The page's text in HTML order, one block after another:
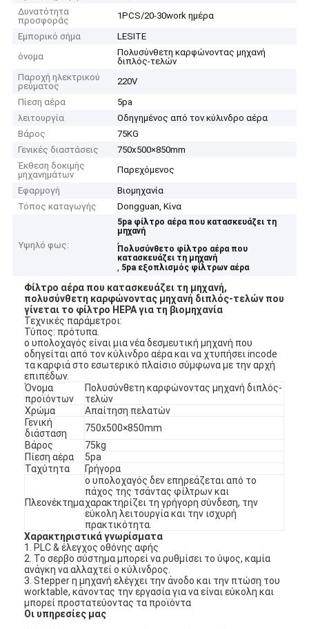
Δυνατότητα
προσφοράς
1PCS/20-30work ημέρα
Εμπορικό σήμα
LESITE
όνομα
Πολυσύνθετη καρφώνοντας μηχανή
διπλός-τελών
Παροχή ηλεκτρικού
ρεύματος
220V
Πίεση αέρα
5pa
λειτουργία
Οδηγημένος από τον κύλινδρο αέρα
Βάρος
75KG
Γενικές διαστάσεις
750x500×850mm
Έκθεση δοκιμής
μηχανημάτων
Παρεχόμενος
Εφαρμογή
Βιομηχανία
Τόπος καταγωγής
Dongguan, Κίνα
Υψηλό φως:
5pa φίλτρο αέρα που κατασκευάζει τη
μηχανή
,
Πολυσύνθετο φίλτρο αέρα που
κατασκευάζει τη μηχανή
, 5pa εξοπλισμός φίλτρων αέρα
Φίλτρο αέρα που κατασκευάζει τη μηχανή,
πολυσύνθετη καρφώνοντας μηχανή διπλός-τελών που
γίνεται το φίλτρο HEPA για τη βιομηχανία
Τεχνικές παράμετροι:
Τύπος: πρότυπα.
ο υπολοχαγός είναι μια νέα δεσμευτική μηχανή που
οδηγείται από τον κύλινδρο αέρα και να χτυπήσει incode
τα καρφιά στο εσωτερικό πλαίσιο σύμφωνα με την αρχή
επιπέδων.
Όνομα
προϊόντων
Πολυσύνθετη καρφώνοντας μηχανή διπλός-
τελών
Χρώμα
Απαίτηση πελατών
Γενική
διάσταση
750x500×850mm
Βάρος
75kg
Πίεση αέρα
5pa
Ταχύτητα
Γρήγορα
Πλεονέκτημα
ο υπολοχαγός δεν επηρεάζεται από το
πάχος της τσάντας φίλτρων και
χαρακτηρίζει τη γρήγορη σύνδεση, την
εύκολη λειτουργία και την ισχυρή
πρακτικότητα.
Χαρακτηριστικά γνωρίσματα
1. PLC & έλεγχος οθόνης αφής
2. Το σερβο σύστημα μπορεί να ρυθμίσει το ύψος, καμία
ανάγκη να αλλαχτεί ο κύλινδρος.
3. Stepper η μηχανή ελέγχει την άνοδο και την πτώση του
worktable, κάνοντας την εργασία για να είναι εύκολη και
μπορεί προστατεύοντας τα προϊόντα
Οι υπηρεσίες μας